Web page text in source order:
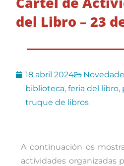
del Libro – 23
18 abril 2024
biblioteca, feria del libro,
truque de libros
A continuación os
actividades organizadas